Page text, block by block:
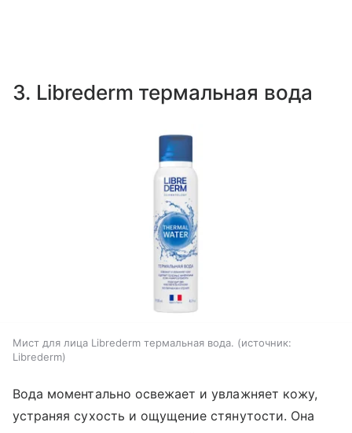
3. Librederm термальная вода
Мист для лица Librederm термальная вода.
источник:
Librederm
Вода моментально освежает и увлажняет кожу,
устраняя сухость и ощущение стянутости. Она